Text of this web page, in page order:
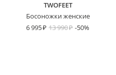
TWOFEET
Босоножки женские
6 995
13 990 -50%